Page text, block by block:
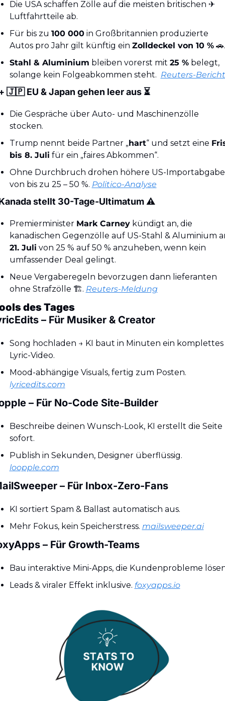
Die USA schaffen Zölle auf die meisten britischen ✈️
Luftfahrtteile ab.
Für bis zu 100 000 in Großbritannien produzierte
Autos pro Jahr gilt künftig ein Zolldeckel von 10 % 🚗.
Stahl & Aluminium bleiben vorerst mit 25 % belegt,
solange kein Folgeabkommen steht. Reuters-Bericht
🇯🇵 EU & Japan gehen leer aus ⏳
Die Gespräche über Auto- und Maschinenzölle
stocken.
Trump nennt beide Partner „hart“ und setzt eine
bis 8. Juli für ein „faires Abkommen“.
Ohne Durchbruch drohen höhere US-
von bis zu 25 – 50 %. Politico-Analyse
stellt 30-Tage-Ultimatum ⚠️
Premierminister Mark Carney kündigt an, die
21. Juli von 25 % auf 50 % anzuheben, wenn kein
umfassender Deal gelingt.
Neue Vergabe­regeln bevorzugen dann lieferanten
ohne Strafzölle 🏗️. Reuters-Meldung
des Tages
– Für Musiker & Creator
Song hochladen → KI baut in Minuten ein komplettes
Lyric-Video.
lyricedits.com
– Für No-Code Site-Builder
Beschreibe deinen Wunsch-Look, KI erstellt die Seite
sofort.
loopple.com
– Für Inbox-Zero-Fans
KI sortiert Spam & Ballast automatisch aus.
Mehr Fokus, kein Speicherstress. mailsweeper.ai
– Für Growth-Teams
Bau interaktive Mini-Apps, die Kundenprobleme
Leads & viraler Effekt inklusive. foxyapps.io